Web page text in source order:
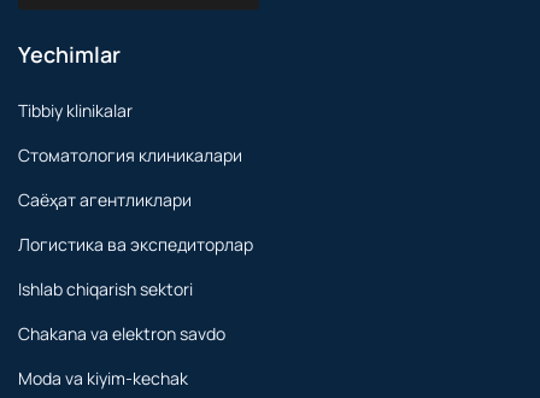
Yechimlar
Tibbiy klinikalar
Стоматология клиникалари
Саёҳат агентликлари
Логистика ва экспедиторлар
Ishlab chiqarish sektori
Chakana va elektron savdo
Moda va kiyim-kechak